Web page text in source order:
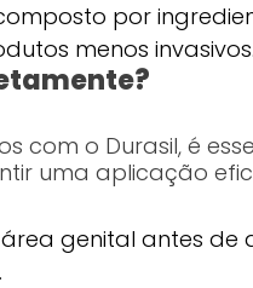
por
menos invasivos.
com o Durasil, é
uma aplicação
genital antes de